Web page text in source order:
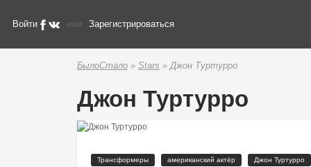
Войти или Зарегистрироваться
БылоСтало » Stars » Джон Туртурро
Джон Туртурро
Трансформеры американский актёр Джон Туртурро